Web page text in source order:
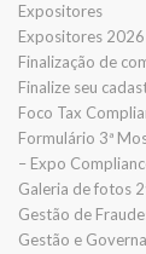
Expositores
Expositores 2026
Finalização de
Finalize seu
Foco Tax
Formulário 3ª
– Expo
Galeria de fotos
Gestão de
Gestão e